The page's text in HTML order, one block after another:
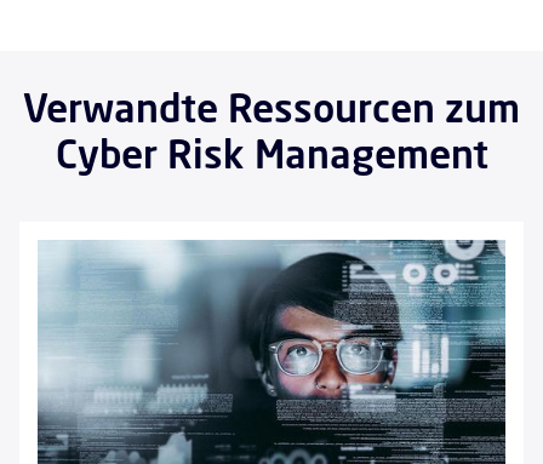
Verwandte Ressourcen zum
Cyber Risk Management